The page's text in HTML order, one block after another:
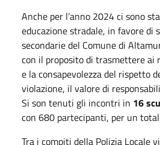
Anche per l’anno 2024 ci sono
educazione stradale, in favore di
secondarie del Comune di
con il proposito di trasmettere ai
e la consapevolezza del rispetto
violazione, il valore di
Si son tenuti gli incontri in 16
con 680 partecipanti, per un
Tra i compiti della Polizia Locale